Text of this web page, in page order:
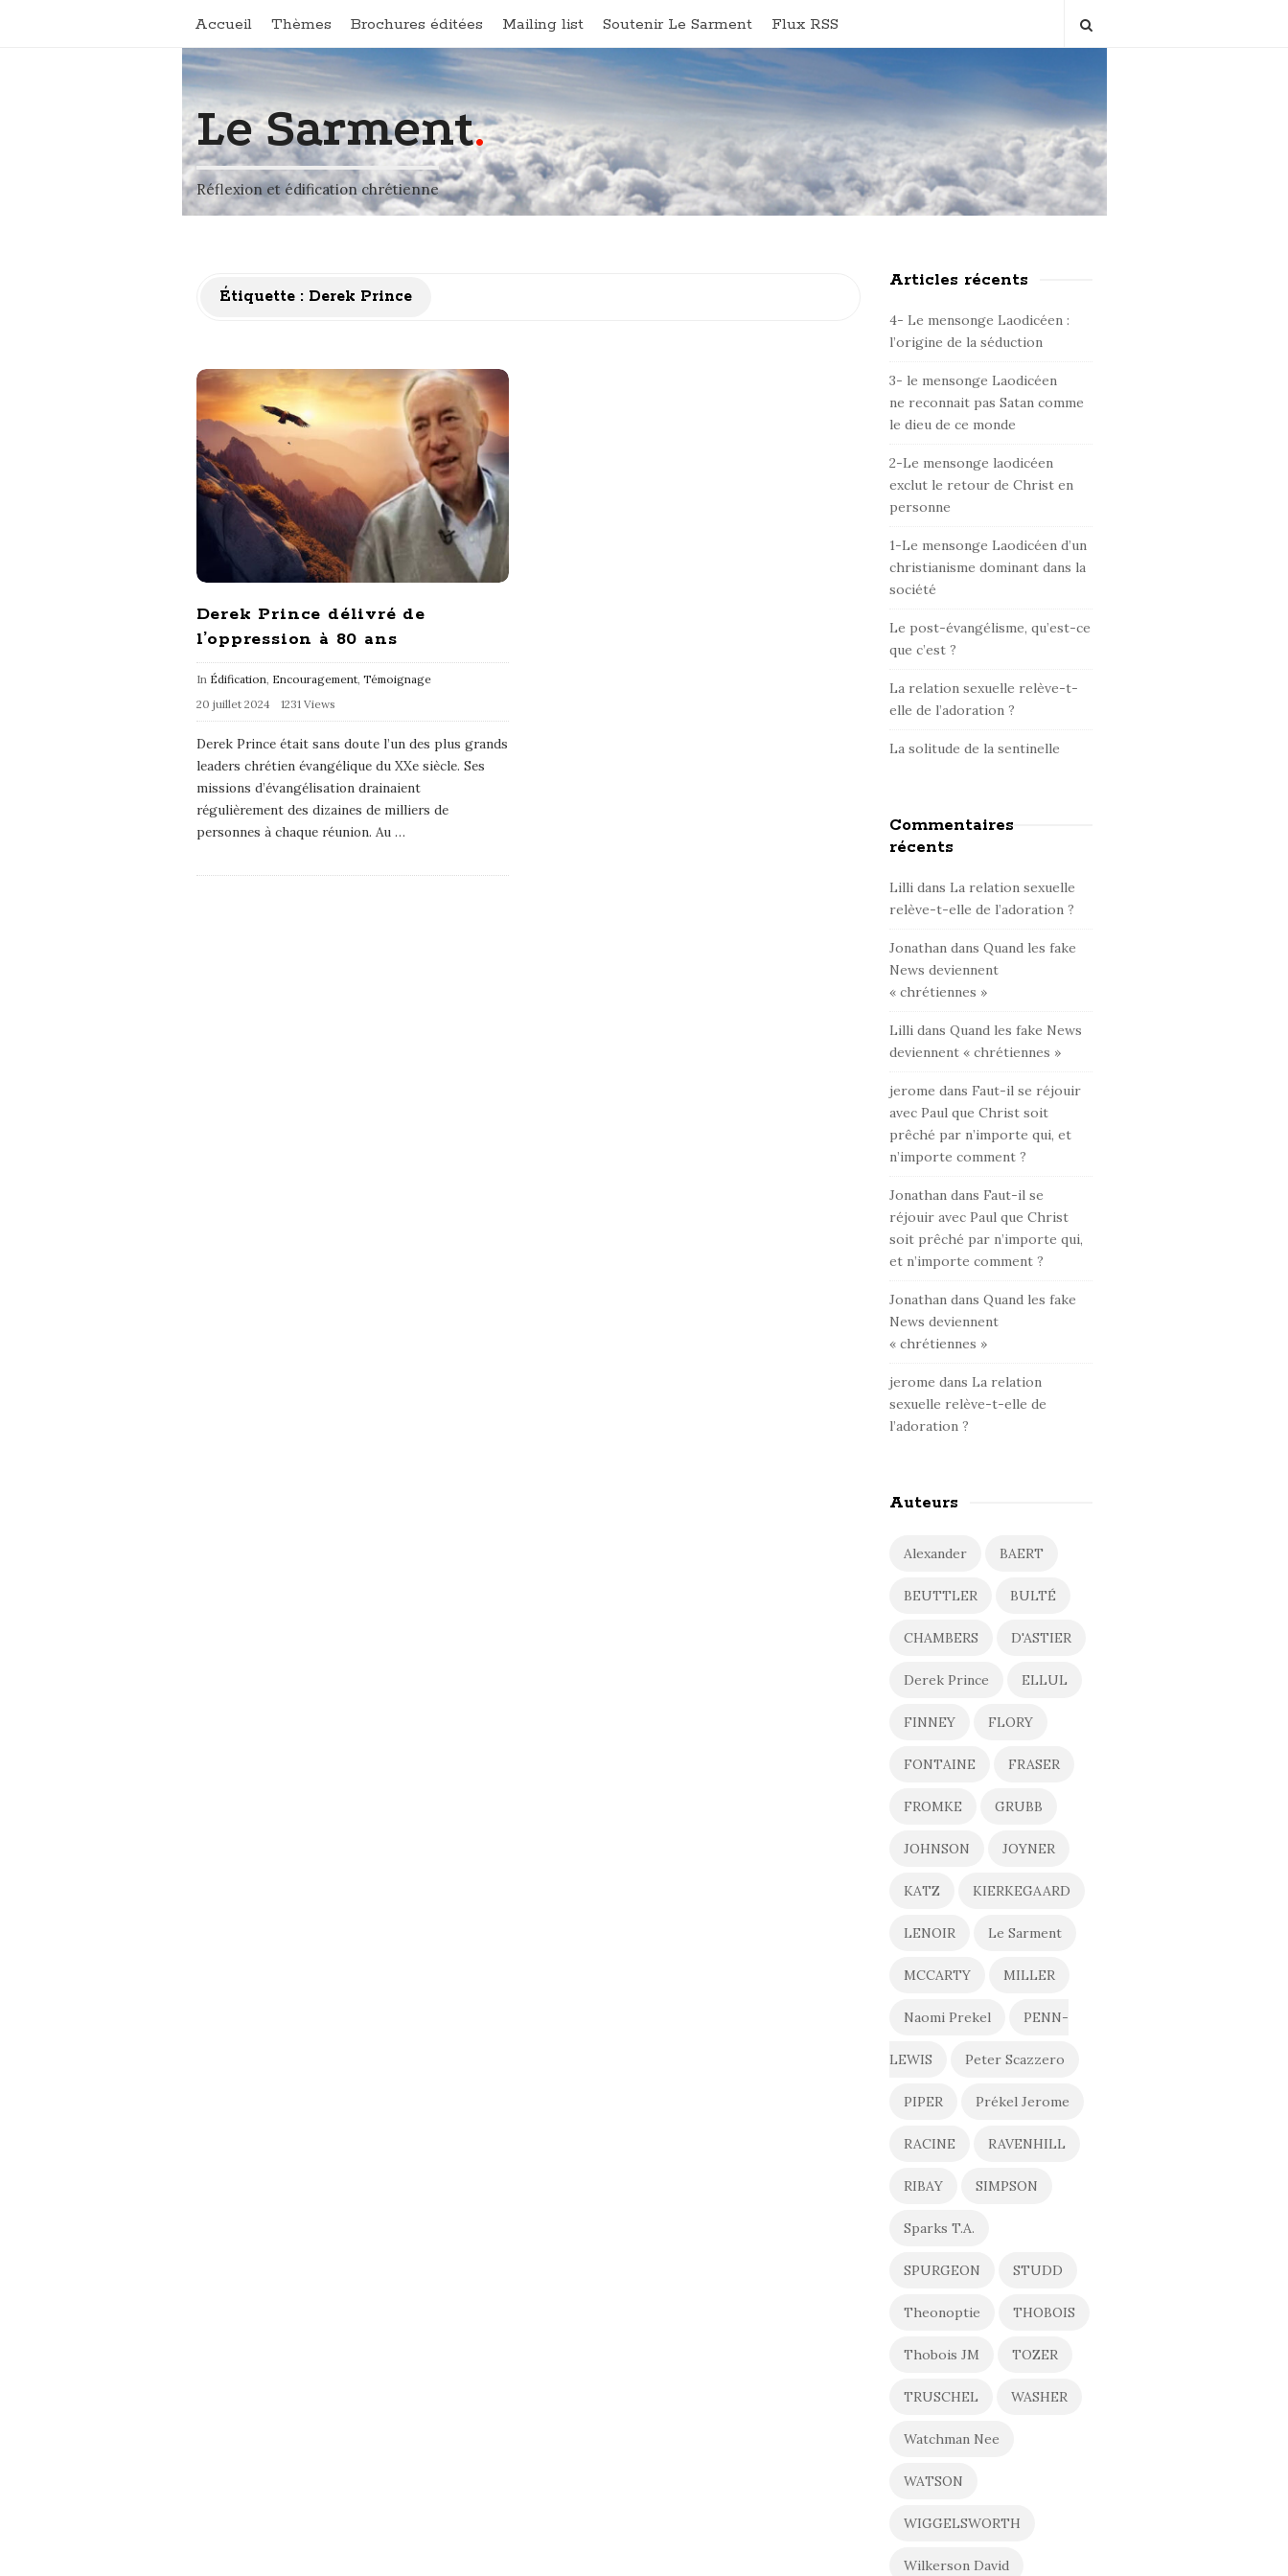
Accueil Thèmes Brochures éditées Mailing list Soutenir Le Sarment Flux RSS
Le Sarment.
Réflexion et édification chrétienne
Étiquette : Derek Prince
Derek Prince délivré de
l’oppression à 80 ans
In Édification Encouragement, Témoignage
20 juillet 2024
1231 Views
Derek Prince était sans doute l’un des plus grands
leaders chrétien évangélique du XXe siècle. Ses
missions d’évangélisation drainaient
régulièrement des dizaines de milliers de
personnes à chaque réunion. Au…
S
t
S
i
d
e
b
a
Articles récents
4- Le mensonge Laodicéen :
l’origine de la séduction
3- le mensonge Laodicéen
ne reconnait pas Satan comme
le dieu de ce monde
2-Le mensonge laodicéen
exclut le retour de Christ en
personne
1-Le mensonge Laodicéen d’un
christianisme dominant dans la
société
Le post-évangélisme, qu’est-ce
que c’est ?
La relation sexuelle relève-t-
elle de l’adoration ?
La solitude de la sentinelle
Commentaires
récents
Lilli dans La relation sexuelle
relève-t-elle de l’adoration ?
Jonathan dansQuand les fake
News deviennent
« chrétiennes »
Lilli dansQuand les fake News
deviennent « chrétiennes »
jerome dans Faut-il se réjouir
avec Paul que Christ soit
prêché par n’importe qui, et
n’importe comment ?
Jonathan dans Faut-il se
réjouir avec Paul que Christ
soit prêché par n’importe qui,
et n’importe comment ?
Jonathan dansQuand les fake
News deviennent
« chrétiennes »
jerome dans La relation
sexuelle relève-t-elle de
l’adoration ?
Auteurs
Alexander BAERT
BEUTTLER BULTÉ
CHAMBERS D'ASTIER
Derek Prince ELLUL
FINNEY FLORY
FONTAINE FRASER
FROMKE GRUBB
JOHNSON JOYNER
KATZ KIERKEGAARD
LENOIR Le Sarment
MCCARTY MILLER
Naomi Prekel PENN-
LEWIS Peter Scazzero
PIPER Prékel Jerome
RACINE RAVENHILL
RIBAY SIMPSON
Sparks T.A.
SPURGEON STUDD
Theonoptie THOBOIS
Thobois JM TOZER
TRUSCHEL WASHER
Watchman Nee
WATSON
WIGGELSWORTH
Wilkerson David